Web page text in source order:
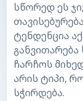
სწორედ ეს
ტენდენცია
ჩარჩოს
არის ტიპი,
სჭირდება.